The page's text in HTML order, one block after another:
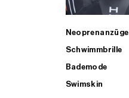
Neoprenanzüge
Schwimmbrille
Bademode
Swimskin